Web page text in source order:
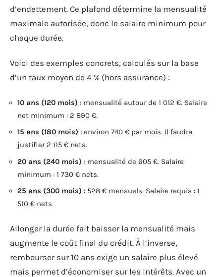
d’endettement. Ce plafond détermine la mensualité
maximale autorisée, donc le salaire minimum pour
chaque durée.
Voici des exemples concrets, calculés sur la base
d’un taux moyen de 4 % (hors assurance) :
10 ans (120 mois) : mensualité autour de 1 012 €. Salaire
net minimum : 2 890 €.
15 ans (180 mois) : environ 740 € par mois. Il faudra
justifier 2 115 € nets.
20 ans (240 mois) : mensualité de 605 €. Salaire
minimum : 1 730 € nets.
25 ans (300 mois) : 528 € mensuels. Salaire requis : 1
510 € nets.
Allonger la durée fait baisser la mensualité mais
augmente le coût final du crédit. À l’inverse,
rembourser sur 10 ans exige un salaire plus élevé
mais permet d’économiser sur les intérêts. Avec un